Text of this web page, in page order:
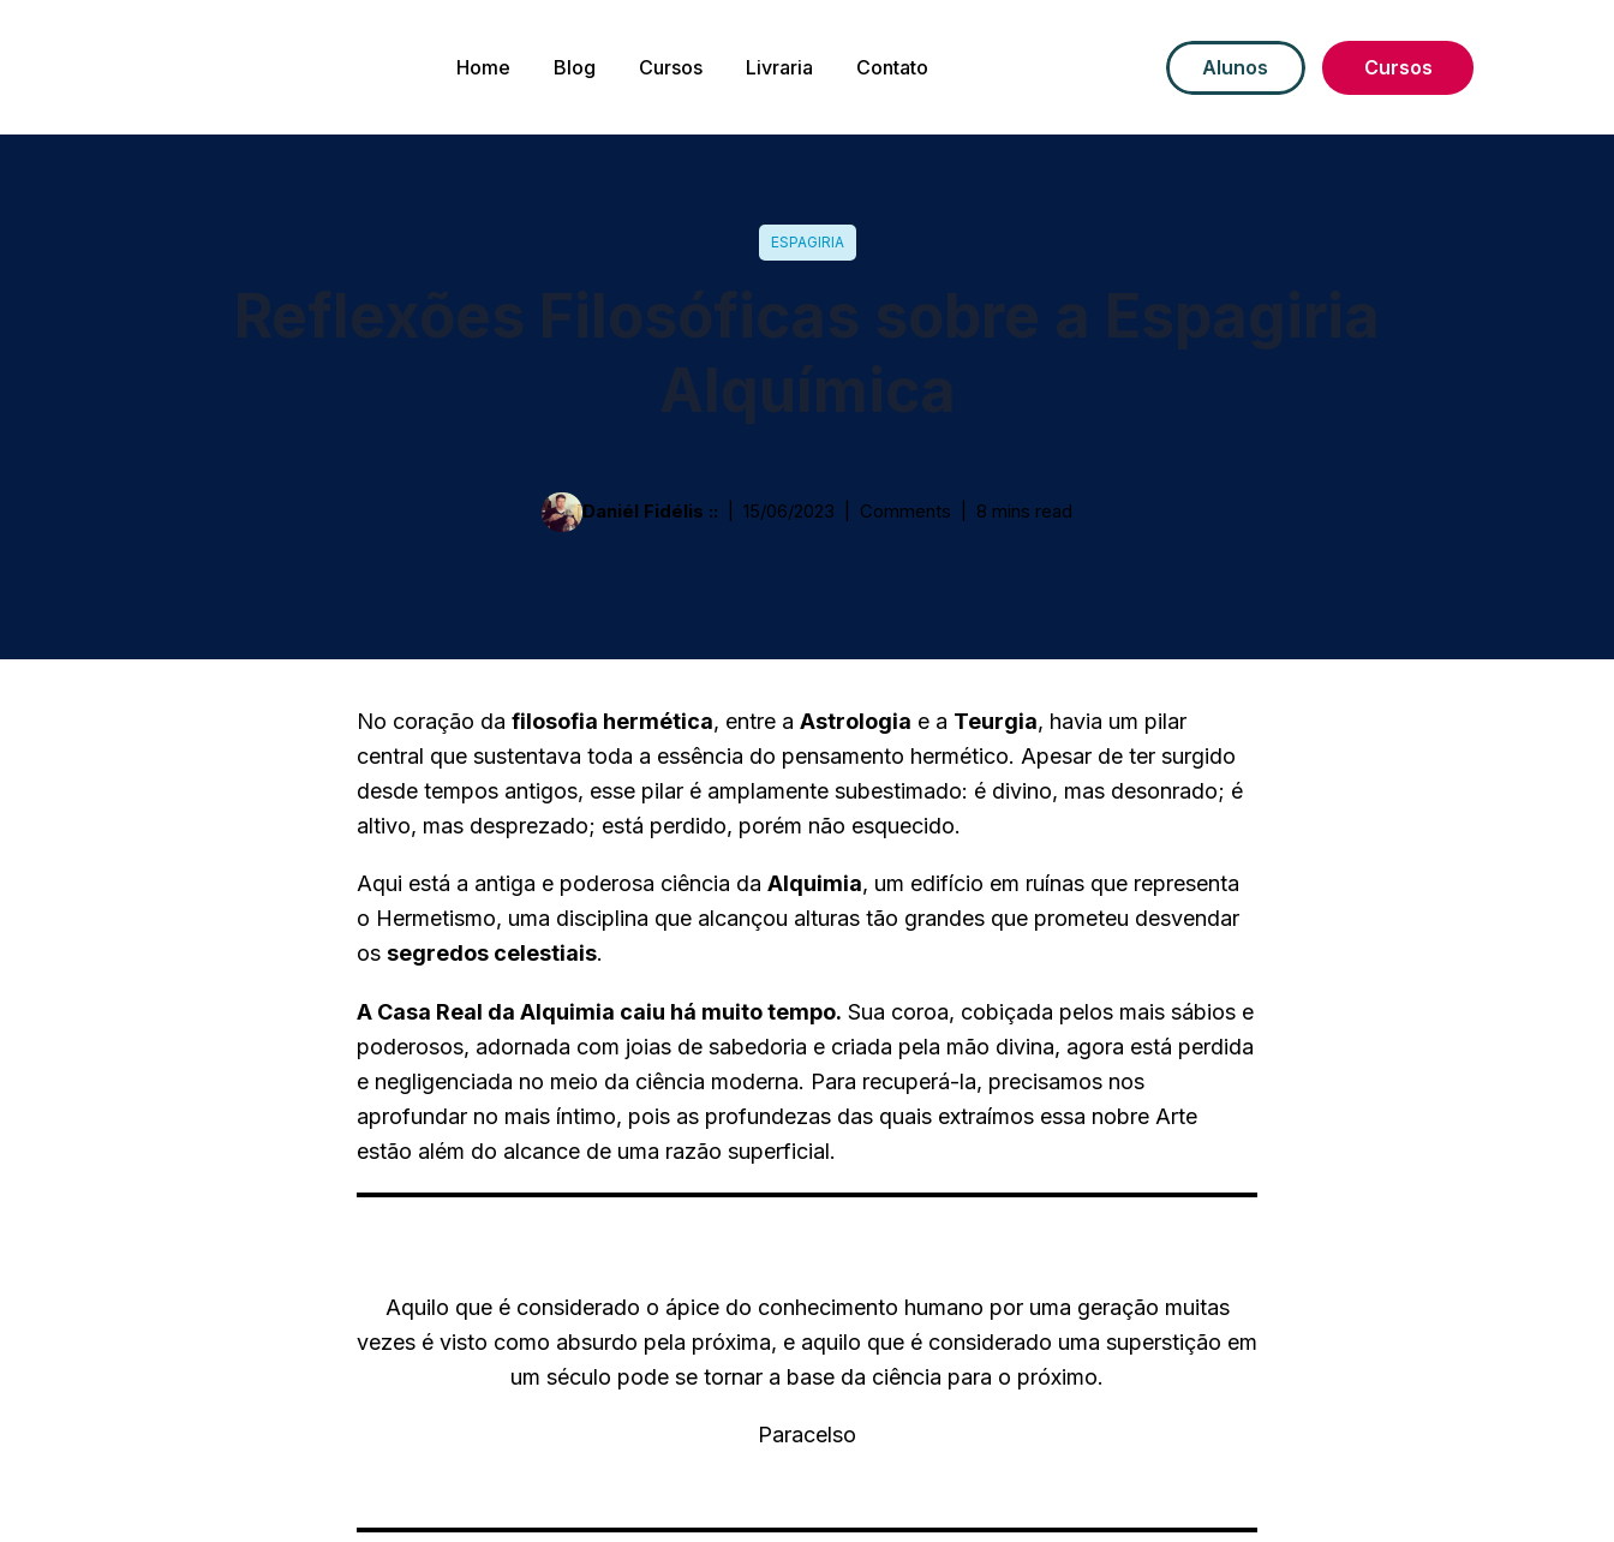
Home Blog Cursos Livraria Contato Alunos Cursos
ESPAGIRIA
Daniél Fidélis :: 15/06/2023 Comments 8 mins read
No coração da filosofia hermética, entre a Astrologia e a Teurgia, havia um pilar
central que sustentava toda a essência do pensamento hermético. Apesar de ter surgido
desde tempos antigos, esse pilar é amplamente subestimado: é divino, mas desonrado; é
altivo, mas desprezado; está perdido, porém não esquecido.
Aqui está a antiga e poderosa ciência da Alquimia, um edifício em ruínas que representa
o Hermetismo, uma disciplina que alcançou alturas tão grandes que prometeu desvendar
os segredos celestiais.
A Casa Real da Alquimia caiu há muito tempo. Sua coroa, cobiçada pelos mais sábios e
poderosos, adornada com joias de sabedoria e criada pela mão divina, agora está perdida
e negligenciada no meio da ciência moderna. Para recuperá-la, precisamos nos
aprofundar no mais íntimo, pois as profundezas das quais extraímos essa nobre Arte
estão além do alcance de uma razão superficial.
Aquilo que é considerado o ápice do conhecimento humano por uma geração muitas
vezes é visto como absurdo pela próxima, e aquilo que é considerado uma superstição em
um século pode se tornar a base da ciência para o próximo.
Paracelso